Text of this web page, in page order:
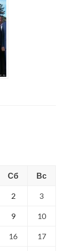
Сб Вс
2 3
9 10
16 17